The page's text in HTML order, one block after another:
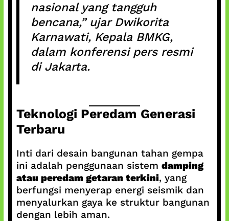
nasional yang tangguh
bencana,” ujar Dwikorita
Karnawati, Kepala BMKG,
dalam konferensi pers resmi
di Jakarta.
Teknologi Peredam Generasi
Terbaru
Inti dari desain bangunan tahan gempa
ini adalah penggunaan sistem damping
atau peredam getaran terkini, yang
berfungsi menyerap energi seismik dan
menyalurkan gaya ke struktur bangunan
dengan lebih aman.